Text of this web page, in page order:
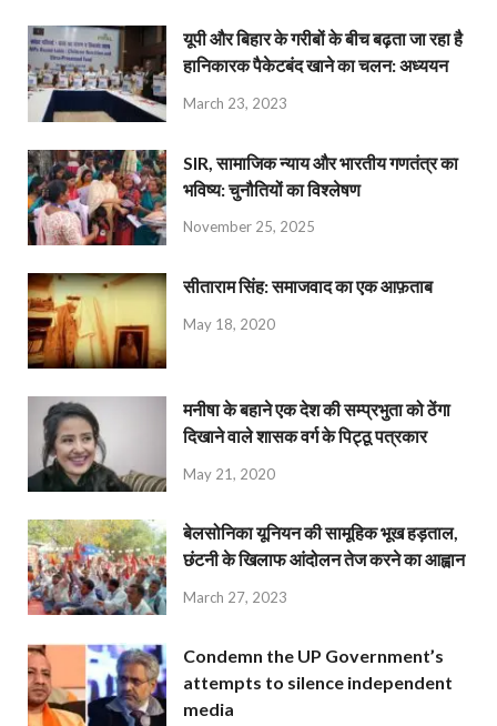
यूपी और बिहार के गरीबों के बीच बढ़ता जा रहा है
हानिकारक पैकेटबंद खाने का चलन: अध्ययन
March 23, 2023
SIR, सामाजिक न्याय और भारतीय गणतंत्र का
भविष्य: चुनौतियों का विश्लेषण
November 25, 2025
सीताराम सिंह: समाजवाद का एक आफ़ताब
May 18, 2020
मनीषा के बहाने एक देश की सम्प्रभुता को ठेंगा
दिखाने वाले शासक वर्ग के पिट्ठू पत्रकार
May 21, 2020
बेलसोनिका यूनियन की सामूहिक भूख हड़ताल,
छंटनी के खिलाफ आंदोलन तेज करने का आह्वान
March 27, 2023
Condemn the UP Government’s
attempts to silence independent
media